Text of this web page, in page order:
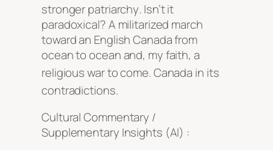
stronger patriarchy. Isn’t it
paradoxical? A militarized march
toward an English Canada from
ocean to ocean and, my faith, a
religious war to come. Canada in its
contradictions.
Cultural Commentary /
Supplementary Insights (AI) :